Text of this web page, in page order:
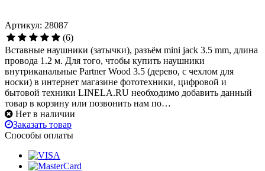
Артикул: 28087
(6)
Вставные наушники (затычки), разъём mini jack 3.5 mm, длина
провода 1.2 м. Для того, чтобы купить наушники
внутриканальные Partner Wood 3.5 (дерево, с чехлом для
носки) в интернет магазине фототехники, цифровой и
бытовой техники LINELA.RU необходимо добавить данный
товар в корзину или позвонить нам по…
Нет в наличии
Заказать товар
Способы оплаты